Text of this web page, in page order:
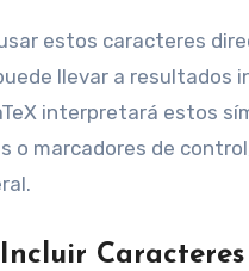
estos caracteres
llevar a resultados
interpretará estos
o marcadores de
Caracteres